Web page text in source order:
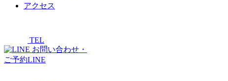
アクセス
TEL
お問い合わせ・
ご予約LINE